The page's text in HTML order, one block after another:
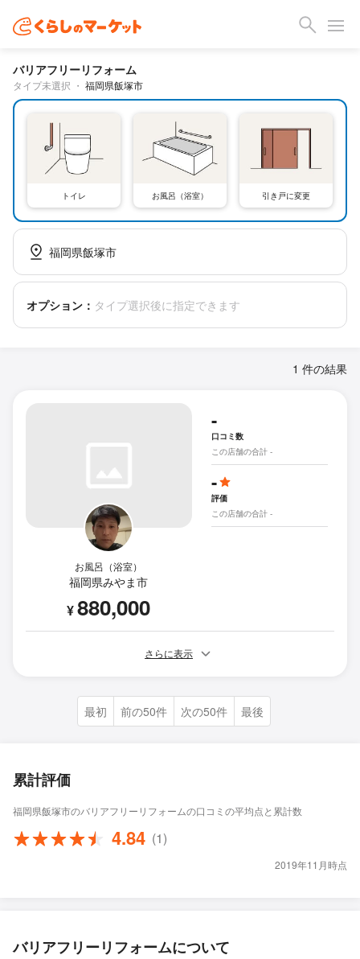
バリアフリーリフォーム
タイプ未選択 ・ 福岡県飯塚市
トイレ お風呂（浴室） 引き戸に変更
福岡県飯塚市
オプション： タイプ選択後に指定できます
1 件の結果
お風呂（浴室）
福岡県みやま市
¥880,000
-
口コミ数
この店舗の合計 -
-
評価
この店舗の合計 -
さらに表示
最初 前の50件 次の50件 最後
累計評価
福岡県飯塚市のバリアフリーリフォームの口コミの平均点と累計数
4.84 (1)
2019年11月時点
バリアフリーリフォームについて